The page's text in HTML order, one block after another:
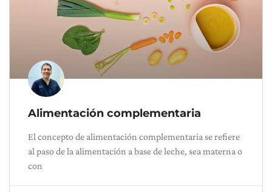
Alimentación complementaria
El concepto de alimentación complementaria se refiere
al paso de la alimentación a base de leche, sea materna o
con